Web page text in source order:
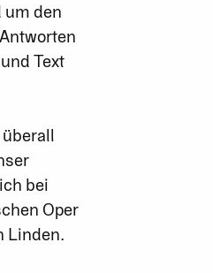
den
Text
bei
Oper
Linden.